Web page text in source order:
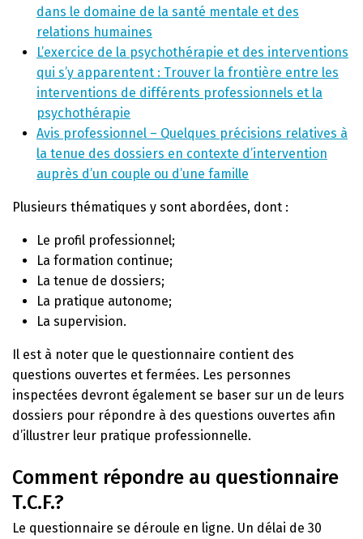
dans le domaine de la santé mentale et des
relations humaines
L’exercice de la psychothérapie et des interventions
qui s’y apparentent : Trouver la frontière entre les
interventions de différents professionnels et la
psychothérapie
Avis professionnel – Quelques précisions relatives à
la tenue des dossiers en contexte d’intervention
auprès d’un couple ou d’une famille
Plusieurs thématiques y sont abordées, dont :
Le profil professionnel;
La formation continue;
La tenue de dossiers;
La pratique autonome;
La supervision.
Il est à noter que le questionnaire contient des
questions ouvertes et fermées. Les personnes
inspectées devront également se baser sur un de leurs
dossiers pour répondre à des questions ouvertes afin
d’illustrer leur pratique professionnelle.
Comment répondre au questionnaire
T.C.F.?
Le questionnaire se déroule en ligne. Un délai de 30